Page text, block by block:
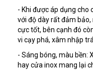
- Khi được áp dụng cho
với độ dày rất đảm
cực tốt, bên cạnh đó
vi cạy phá, xâm nhập
- Sáng bóng, màu bền:
hay cửa inox mang lại